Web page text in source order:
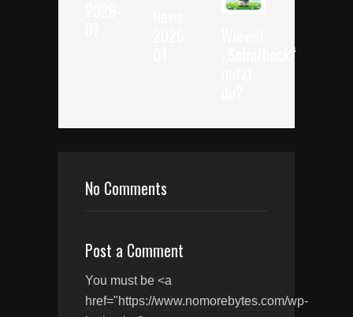
„Schafbock“
No Comments
Post a Comment
You must be <a
href="https://www.nomorebytes.com/wp-